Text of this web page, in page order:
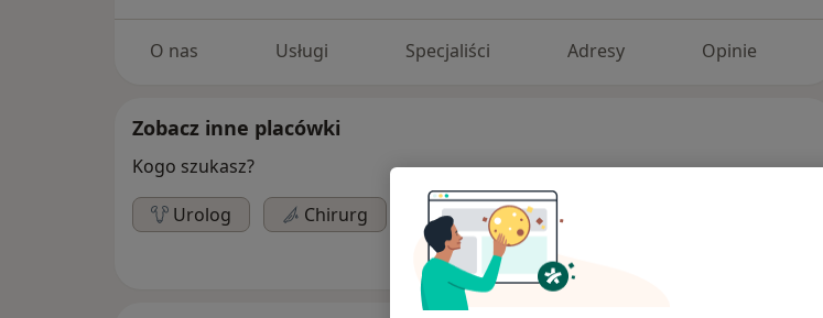
O nas Usługi Specjaliści Adresy Opinie
Zobacz inne placówki
Kogo szukasz?
Urolog
Chirurg Dermatolog